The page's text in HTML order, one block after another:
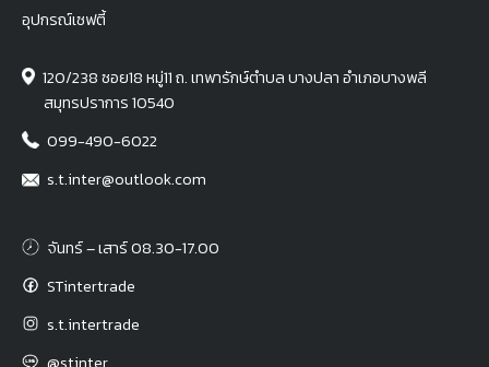
อุปกรณ์เซฟตี้
120/238 ซอย18 หมู่11 ถ. เทพารักษ์ตำบล บางปลา อำเภอบางพลี
สมุทรปราการ 10540
099-490-6022
s.t.inter@outlook.com
จันทร์ – เสาร์ 08.30-17.00
STintertrade
s.t.intertrade